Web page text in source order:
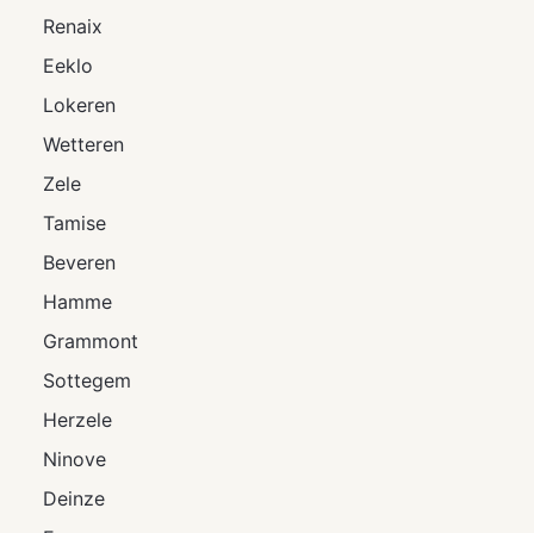
Renaix
Eeklo
Lokeren
Wetteren
Zele
Tamise
Beveren
Hamme
Grammont
Sottegem
Herzele
Ninove
Deinze